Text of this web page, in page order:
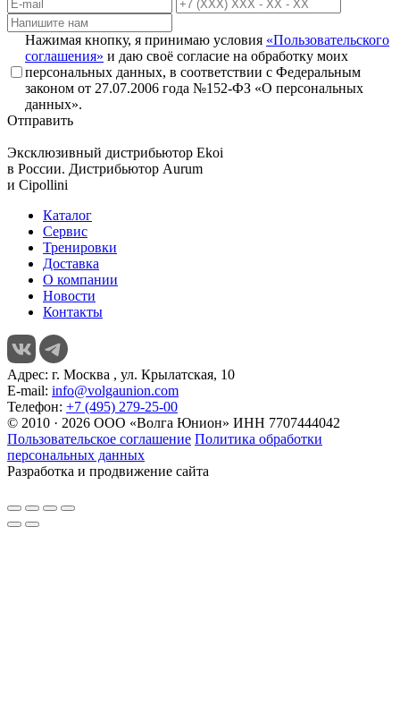
Нажимая кнопку, я принимаю условия «Пользовательского
соглашения» и даю своё согласие на обработку моих
персональных данных, в соответствии с Федеральным
законом от 27.07.2006 года №152-ФЗ «О персональных
данных».
Отправить
Эксклюзивный дистрибьютор Ekoi
в России. Дистрибьютор Aurum
и Cipollini
Каталог
Сервис
Тренировки
Доставка
О компании
Новости
Контакты
Адрес: г. Москва , ул. Крылатская, 10
E-mail: info@volgaunion.com
Телефон: +7 (495) 279-25-00
© 2010 · 2026 ООО «Волга Юнион» ИНН 7707444042
Пользовательское соглашение Политика обработки
персональных данных
Разработка и продвижение сайта